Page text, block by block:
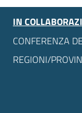
IN
CONFERENZA
REGIONI/